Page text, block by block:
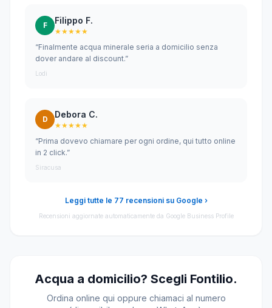
F Filippo F.
★★★★★
“Finalmente acqua minerale seria a domicilio senza
dover andare al discount.”
Lodi
D Debora C.
★★★★★
“Prima dovevo chiamare per ogni ordine, qui tutto online
in 2 click.”
Siracusa
Leggi tutte le 77 recensioni su Google ›
Recensioni aggiornate automaticamente da Google Business Profile
Acqua a domicilio? Scegli Fontilio.
Ordina online qui oppure chiamaci al numero